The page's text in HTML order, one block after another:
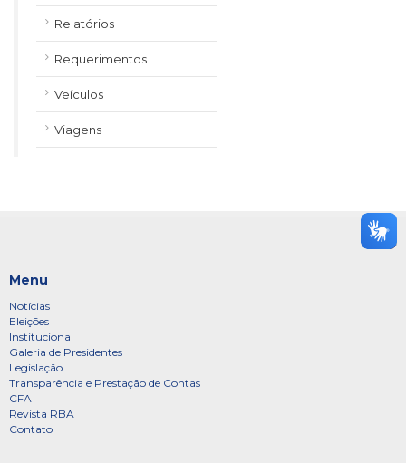
Relatórios
Requerimentos
Veículos
Viagens
Menu
Notícias
Eleições
Institucional
Galeria de Presidentes
Legislação
Transparência e Prestação de Contas
CFA
Revista RBA
Contato